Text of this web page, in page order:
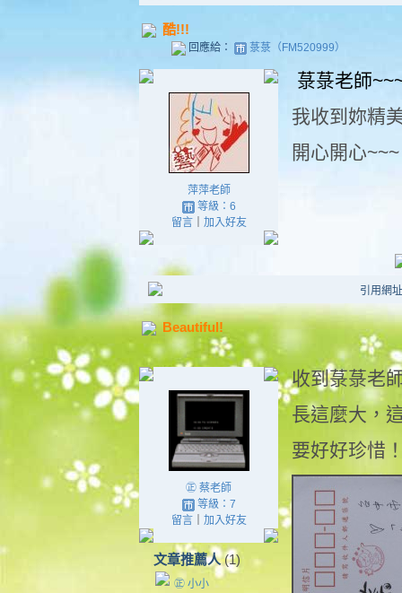
酷!!!
回應給： 菉菉（FM520999）
萍萍老師
等級：6
留言｜ 加入好友
菉菉老師
我收到妳精
開心開心~~~
引用網
Beautiful!
㊣ 蔡老師
等級：7
留言｜ 加入好友
文章推薦人(1)
㊣ 小小
收到菉菉老
長這麼大，
要好好珍惜